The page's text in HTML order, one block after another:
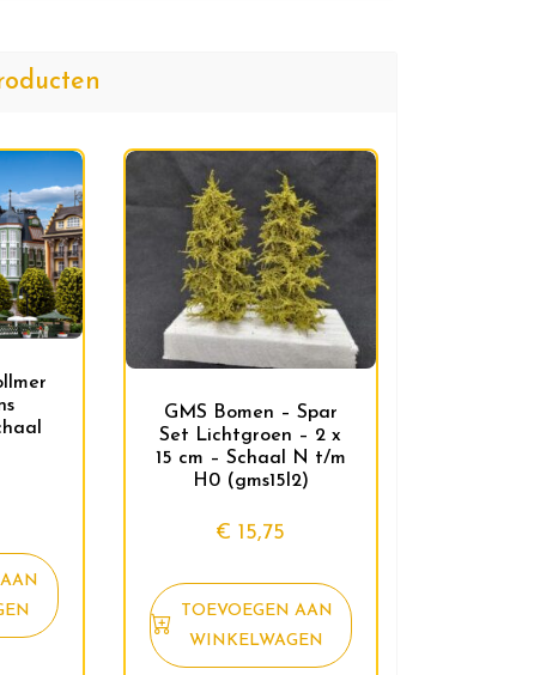
GMS Bomen – Spar
Set Lichtgroen – 2 x
15 cm – Schaal N t/m
H0 (gms15l2)
€ 15,75
TOEVOEGEN AAN
WINKELWAGEN